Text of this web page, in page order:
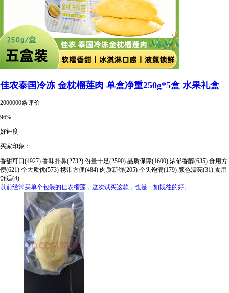
佳农泰国冷冻 金枕榴莲肉 单盒净重250g*5盒 水果礼盒
2000000条评价
96%
好评度
买家印象：
香甜可口(4927) 香味扑鼻(2732) 份量十足(2590) 品质保障(1600) 浓郁香醇(635) 食用方
便(621) 个大质优(573) 携带方便(484) 肉质新鲜(205) 个头饱满(179) 颜色漂亮(31) 食用
舒适(4)
以前经常买单个包装的佳农榴莲，这次试买这款，也是一如既往的好。